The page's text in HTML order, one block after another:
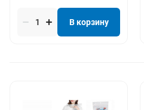
В корзину